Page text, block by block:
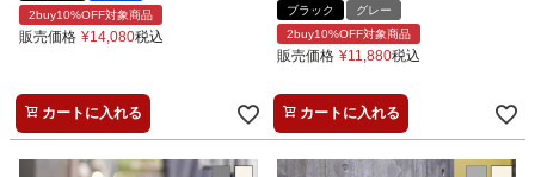
2buy10%OFF対象商品
販売価格 ¥14,080税込
カートに入れる
ブラック
グレー
2buy10%OFF対象商品
販売価格 ¥11,880税込
カートに入れる